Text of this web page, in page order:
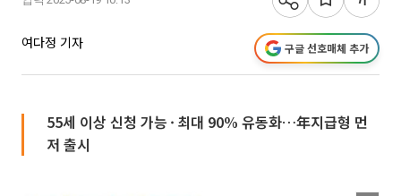
여다정 기자 구글 선호매체 추가
55세 이상 신청 가능 · 최대 90% 유동화…年지급형 먼
저 출시